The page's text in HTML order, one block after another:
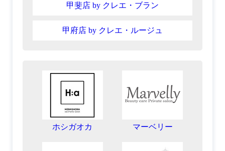
甲斐店 by クレエ・ブラン
甲府店 by クレエ・ルージュ
ホシガオカ マーベリー